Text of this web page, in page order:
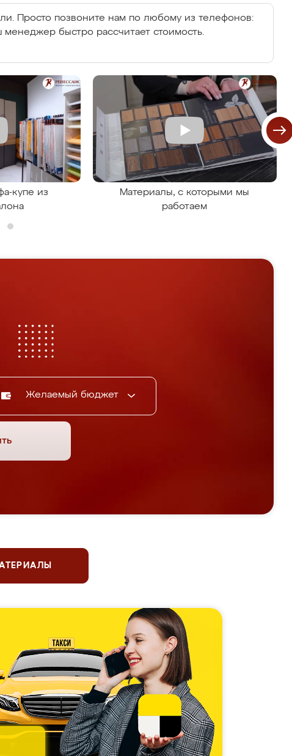
Просто позвоните нам по любому из телефонов:
менеджер быстро рассчитает стоимость.
купе из
Материалы, с которыми мы
работаем
Желаемый бюджет